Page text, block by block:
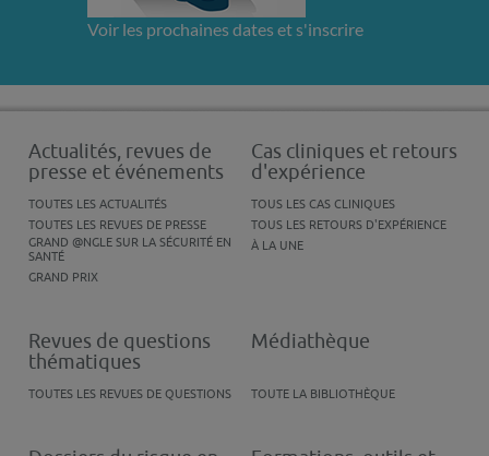
Voir les prochaines dates et s'inscrire
Actualités, revues de
presse et événements
TOUTES LES ACTUALITÉS
TOUTES LES REVUES DE PRESSE
GRAND @NGLE SUR LA SÉCURITÉ EN
SANTÉ
GRAND PRIX
Cas cliniques et retours
d'expérience
TOUS LES CAS CLINIQUES
TOUS LES RETOURS D'EXPÉRIENCE
À LA UNE
Revues de questions
thématiques
TOUTES LES REVUES DE QUESTIONS
Médiathèque
TOUTE LA BIBLIOTHÈQUE